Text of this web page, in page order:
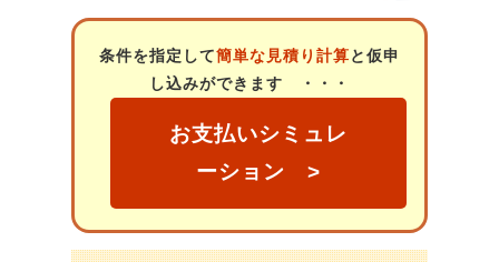
条件を指定して簡単な見積り計算と仮申
し込みができます ・・・
お支払いシミュレ
ーション >